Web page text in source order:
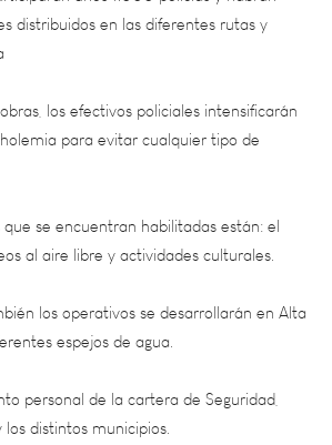
los efectivos policiales intensificarán
para evitar cualquier tipo de
encuentran habilitadas están: el
al aire libre y actividades culturales.
los operativos se desarrollarán en Alta
espejos de agua.
de la cartera de Seguridad,
distintos municipios.